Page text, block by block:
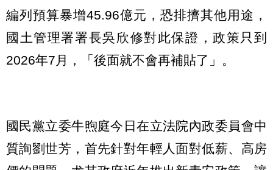
編列預算暴增45.96億元，恐排擠其他用途，
國土管理署署長吳欣修對此保證，政策只到
2026年7月，「後面就不會再補貼了」。
國民黨立委牛煦庭今日在立法院內政委員會中
質詢劉世芳，首先針對年輕人面對低薪、高房